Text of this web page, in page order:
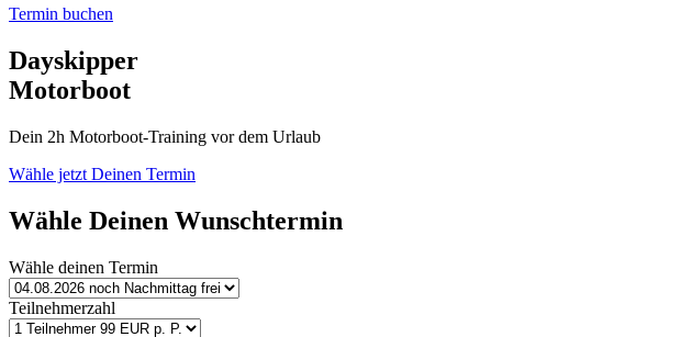
Termin buchen
Dayskipper
Motorboot
Dein 2h Motorboot-Training vor dem Urlaub
Wähle jetzt Deinen Termin
Wähle Deinen Wunschtermin
Wähle deinen Termin
Teilnehmerzahl